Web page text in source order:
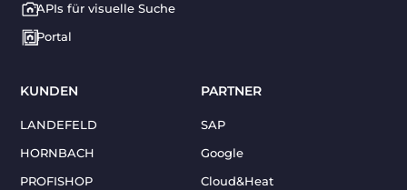
APIs für visuelle Suche
Portal
KUNDEN
LANDEFELD
HORNBACH
PROFISHOP
PARTNER
SAP
Google
Cloud&Heat